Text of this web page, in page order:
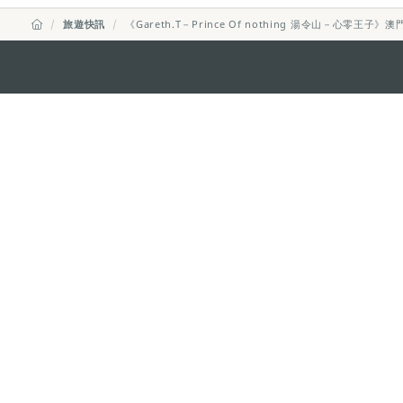
旅遊快訊 《Gareth.T－Prince Of nothing 湯令山－心零王子》澳